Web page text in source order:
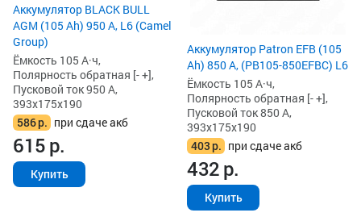
Аккумулятор BLACK BULL
AGM (105 Ah) 950 А, L6 (Camel
Group)
Ёмкость 105 А·ч,
Полярность обратная [- +],
Пусковой ток 950 А,
393x175x190
586р. при сдаче акб
615р.
Купить
Аккумулятор Patron EFB (105
Ah) 850 А, (PB105-850EFBC) L6
Ёмкость 105 А·ч,
Полярность обратная [- +],
Пусковой ток 850 А,
393x175x190
403р. при сдаче акб
432р.
Купить